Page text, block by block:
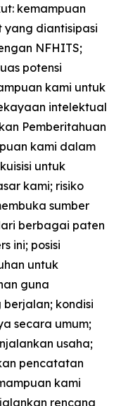
kemampuan
yang diantisipasi
NFHITS;
potensi
kami untuk
intelektual
Pemberitahuan
kami dalam
untuk
kami; risiko
sumber
berbagai paten
ini; posisi
untuk
guna
kondisi
secara umum;
usaha;
pencatatan
kami
rencana